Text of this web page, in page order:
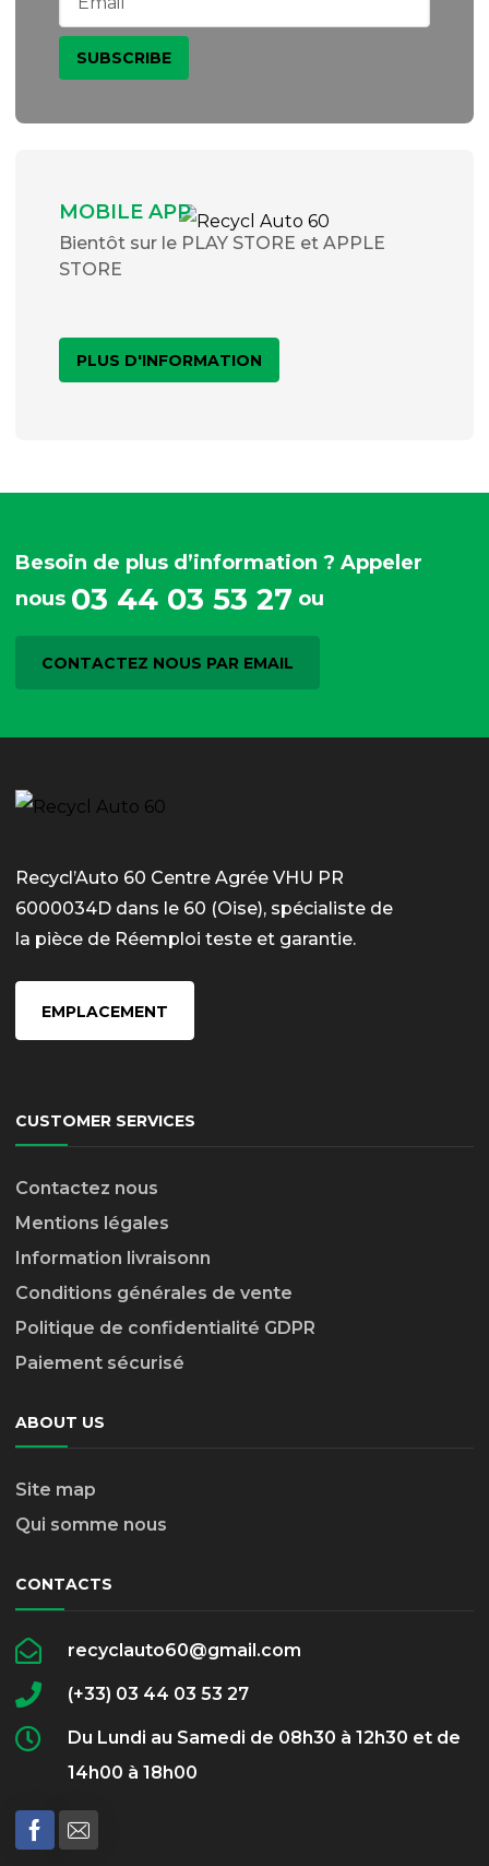
MOBILE APP
Bientôt sur le PLAY STORE et APPLE
STORE
PLUS D'INFORMATION
Besoin de plus d’information ? Appeler
nous 03 44 03 53 27 ou
CONTACTEZ NOUS PAR EMAIL
Recycl’Auto 60 Centre Agrée VHU PR
6000034D dans le 60 (Oise), spécialiste de
la pièce de Réemploi teste et garantie.
EMPLACEMENT
CUSTOMER SERVICES
Contactez nous
Mentions légales
Information livraisonn
Conditions générales de vente
Politique de confidentialité GDPR
Paiement sécurisé
ABOUT US
Site map
Qui somme nous
CONTACTS
recyclauto60@gmail.com
(+33) 03 44 03 53 27
Du Lundi au Samedi de 08h30 à 12h30 et de
14h00 à 18h00